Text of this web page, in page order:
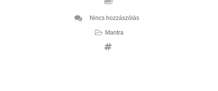
Nincs hozzászólás
Mantra